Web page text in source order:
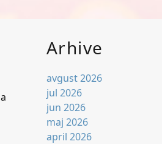
Arhive
avgust 2026
jul 2026
jun 2026
maj 2026
april 2026